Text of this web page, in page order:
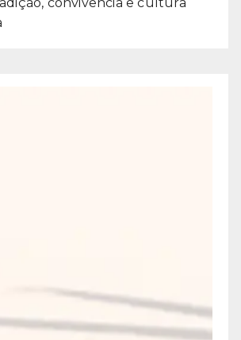
convivência e cultura